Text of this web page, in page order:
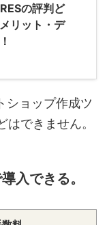
の評判ど
リット・デ
ショップ作成ツ
できません。
入できる。